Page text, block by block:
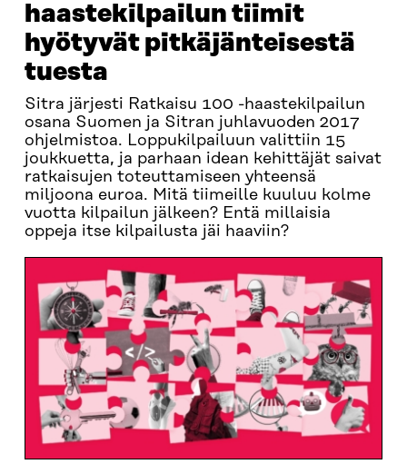
haastekilpailun tiimit
hyötyvät pitkäjänteisestä
tuesta
Sitra järjesti Ratkaisu 100 -haastekilpailun
osana Suomen ja Sitran juhlavuoden 2017
ohjelmistoa. Loppukilpailuun valittiin 15
joukkuetta, ja parhaan idean kehittäjät saivat
ratkaisujen toteuttamiseen yhteensä
miljoona euroa. Mitä tiimeille kuuluu kolme
vuotta kilpailun jälkeen? Entä millaisia
oppeja itse kilpailusta jäi haaviin?